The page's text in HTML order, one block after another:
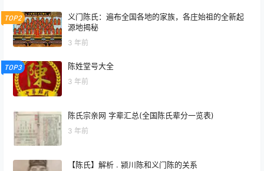
TOP2
义门陈氏：遍布全国各地的家族，各庄始祖的全新起
源地揭秘
3 年前
TOP3 陈姓堂号大全
3 年前
陈氏宗亲网 字辈汇总(全国陈氏辈分一览表)
3 年前
【陈氏】解析 . 颍川陈和义门陈的关系